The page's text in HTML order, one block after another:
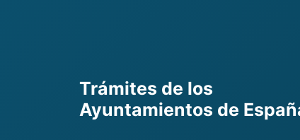
Trámites de los
Ayuntamientos de